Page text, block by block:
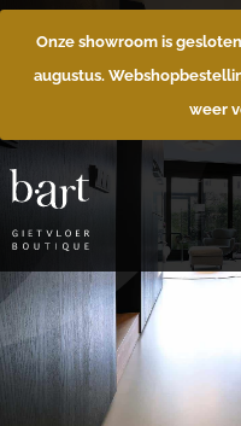
Onze showroom is
augustus.
weer